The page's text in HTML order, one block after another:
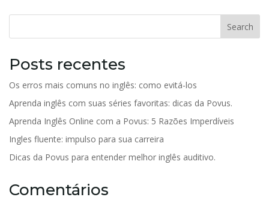
Search
Posts recentes
Os erros mais comuns no inglês: como evitá-los
Aprenda inglês com suas séries favoritas: dicas da Povus.
Aprenda Inglês Online com a Povus: 5 Razões Imperdíveis
Ingles fluente: impulso para sua carreira
Dicas da Povus para entender melhor inglês auditivo.
Comentários